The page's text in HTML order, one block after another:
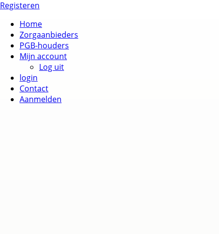
Registeren
Home
Zorgaanbieders
PGB-houders
Mijn account
Log uit
login
Contact
Aanmelden